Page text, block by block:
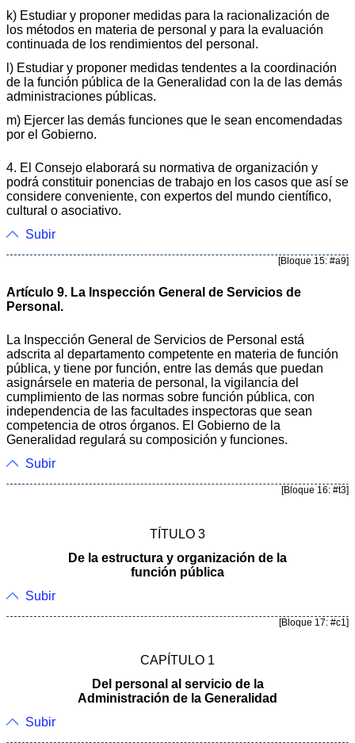
k) Estudiar y proponer medidas para la racionalización de
los métodos en materia de personal y para la evaluación
continuada de los rendimientos del personal.
l) Estudiar y proponer medidas tendentes a la coordinación
de la función pública de la Generalidad con la de las demás
administraciones públicas.
m) Ejercer las demás funciones que le sean encomendadas
por el Gobierno.
4. El Consejo elaborará su normativa de organización y
podrá constituir ponencias de trabajo en los casos que así se
considere conveniente, con expertos del mundo científico,
cultural o asociativo.
Subir
[Bloque 15: #a9]
Artículo 9. La Inspección General de Servicios de
Personal.
La Inspección General de Servicios de Personal está
adscrita al departamento competente en materia de función
pública, y tiene por función, entre las demás que puedan
asignársele en materia de personal, la vigilancia del
cumplimiento de las normas sobre función pública, con
independencia de las facultades inspectoras que sean
competencia de otros órganos. El Gobierno de la
Generalidad regulará su composición y funciones.
Subir
[Bloque 16: #t3]
TÍTULO 3
De la estructura y organización de la
función pública
Subir
[Bloque 17: #c1]
CAPÍTULO 1
Del personal al servicio de la
Administración de la Generalidad
Subir